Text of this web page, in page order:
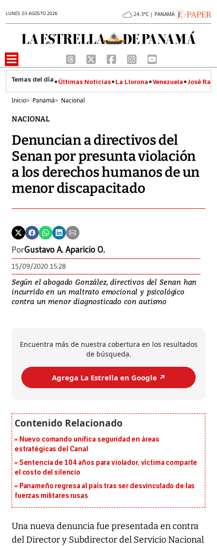
LUNES 03 AGOSTO 2026 24.3°C | PANAMÁ
Últimas Noticias La Llorona Venezuela José
Inicio> Panamá> Nacional
NACIONAL
Denuncian a directivos del
Senan por presunta violación
a los derechos humanos de un
menor discapacitado
PorGustavo A. Aparicio O.
15/09/2020 15:28
Según el abogado González, directivos del Senan han
incurrido en un maltrato emocional y psicológico
contra un menor diagnosticado con autismo
Encuentra más de nuestra cobertura en los resultados
de búsqueda.
Agrega La Estrella en Google ↗️
Nuevo comando unifica seguridad en áreas
estratégicas del Canal
Sentencia de 104 años para violador, víctima comparte
el costo del silencio
Panameño regresa al país tras ser desvinculado de las
fuerzas militares rusas
Una nueva denuncia fue presentada en contra
del Director y Subdirector del Servicio Nacional